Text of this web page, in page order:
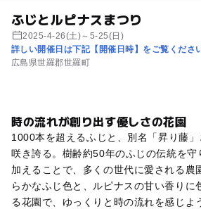
ふじとルピナスまつり
2025-4-26(土)～5-25(日)
詳しい開催日は下記【開催日時】をご覧ください
広島県世羅郡世羅町
時の流れが創り出す優しさの花園
1000本を超えるふじと、別名「昇り藤
咲き誇る。樹齢約50年のふじの伝統を守
加えることで、多くの世代に愛される農
らかなふじ色と、ルピナスの甘い香りに
る花園で、ゆっくりと時の流れを感じよ